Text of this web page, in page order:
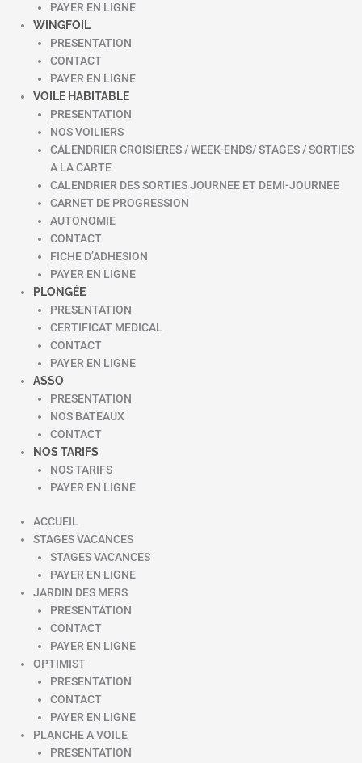
PAYER EN LIGNE
WINGFOIL
PRESENTATION
CONTACT
PAYER EN LIGNE
VOILE HABITABLE
PRESENTATION
NOS VOILIERS
CALENDRIER CROISIERES / WEEK-ENDS/ STAGES / SORTIES
A LA CARTE
CALENDRIER DES SORTIES JOURNEE ET DEMI-JOURNEE
CARNET DE PROGRESSION
AUTONOMIE
CONTACT
FICHE D’ADHESION
PAYER EN LIGNE
PLONGÉE
PRESENTATION
CERTIFICAT MEDICAL
CONTACT
PAYER EN LIGNE
ASSO
PRESENTATION
NOS BATEAUX
CONTACT
NOS TARIFS
NOS TARIFS
PAYER EN LIGNE
ACCUEIL
STAGES VACANCES
STAGES VACANCES
PAYER EN LIGNE
JARDIN DES MERS
PRESENTATION
CONTACT
PAYER EN LIGNE
OPTIMIST
PRESENTATION
CONTACT
PAYER EN LIGNE
PLANCHE A VOILE
PRESENTATION